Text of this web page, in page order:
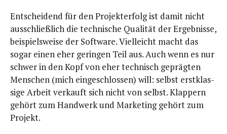
Ent­schei­dend für den Pro­jekt­er­folg ist damit nicht
aus­schließ­lich die tech­ni­sche Qua­li­tät der Ergeb­nis­se,
bei­spiels­wei­se der Soft­ware. Viel­leicht macht das
sogar einen eher gerin­gen Teil aus. Auch wenn es nur
schwer in den Kopf von eher tech­nisch gepräg­ten
Men­schen (mich ein­ge­schlos­sen) will: selbst erst­klas­
si­ge Arbeit ver­kauft sich nicht von selbst. Klap­pern
gehört zum Hand­werk und Mar­ke­ting gehört zum
Projekt.